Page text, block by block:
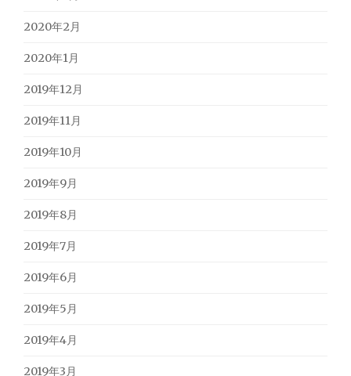
2020年2月
2020年1月
2019年12月
2019年11月
2019年10月
2019年9月
2019年8月
2019年7月
2019年6月
2019年5月
2019年4月
2019年3月